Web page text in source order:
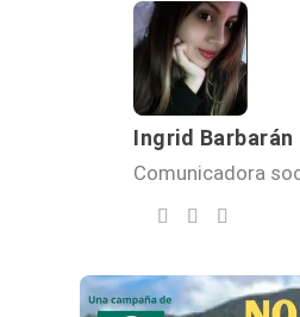
Ingrid Barbarán
Comunicadora